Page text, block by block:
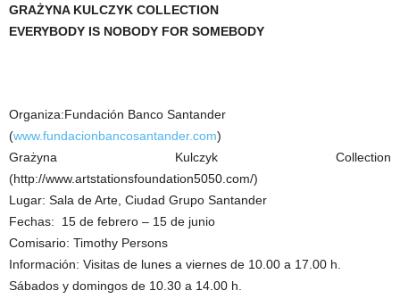
GRAŻYNA KULCZYK COLLECTION
EVERYBODY IS NOBODY FOR SOMEBODY
Organiza:Fundación Banco Santander
(www.fundacionbancosantander.com)
Grażyna Kulczyk Collection
(http://www.artstationsfoundation5050.com/)
Lugar: Sala de Arte, Ciudad Grupo Santander
Fechas: 15 de febrero – 15 de junio
Comisario: Timothy Persons
Información: Visitas de lunes a viernes de 10.00 a 17.00 h.
Sábados y domingos de 10.30 a 14.00 h.